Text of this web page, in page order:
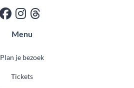
Menu
Plan je bezoek
Tickets